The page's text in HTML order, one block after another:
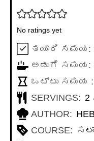
No ratings yet
ತಯಾರಿ ಸಮಯ:
ಅಡುಗೆ ಸಮಯ:
ಒಟ್ಟು ಸಮಯ :
SERVINGS: 2
AUTHOR:
COURSE: